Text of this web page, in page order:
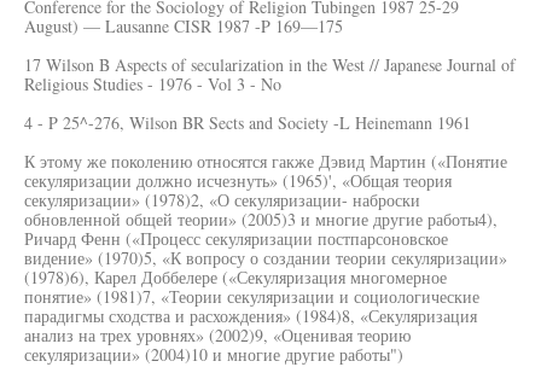
Conference for the Sociology of Religion Tubingen 1987 25-29
August) — Lausanne CISR 1987 -P 169—175
17 Wilson B Aspects of secularization in the West // Japanese Journal of
Religious Studies - 1976 - Vol 3 - No
4 - P 25^-276, Wilson BR Sects and Society -L Heinemann 1961
К этому же поколению относятся гакже Дэвид Мартин («Понятие
секуляризации должно исчезнуть» (1965)', «Общая теория
секуляризации» (1978)2, «О секуляризации- наброски
обновленной общей теории» (2005)3 и многие другие работы4),
Ричард Фенн («Процесс секуляризации постпарсоновское
видение» (1970)5, «К вопросу о создании теории секуляризации»
(1978)6), Карел Доббелере («Секуляризация многомерное
понятие» (1981)7, «Теории секуляризации и социологические
парадигмы сходства и расхождения» (1984)8, «Секуляризация
анализ на трех уровнях» (2002)9, «Оценивая теорию
секуляризации» (2004)10 и многие другие работы")